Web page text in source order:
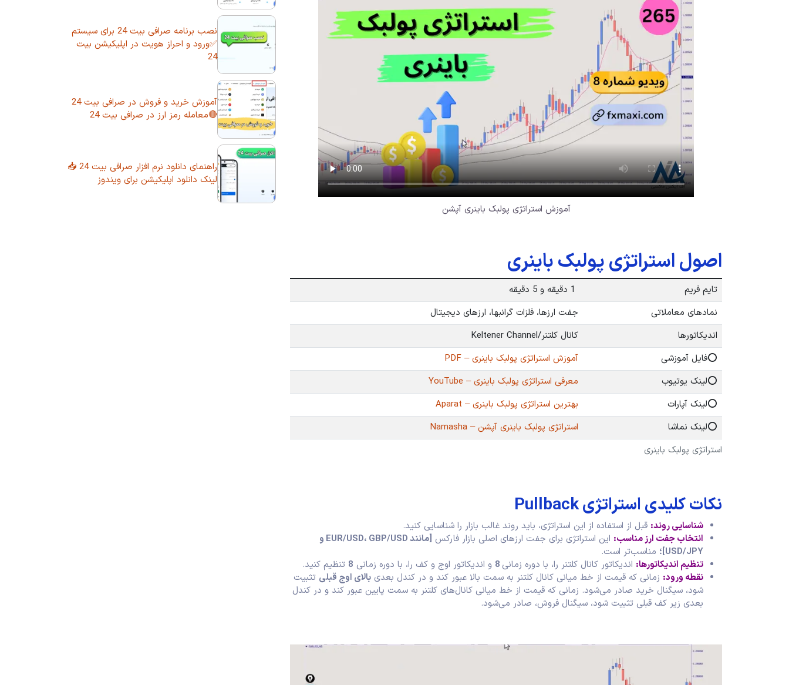
آموزش استراتژی پولبک باینری آپشن
اصول استراتژی پولبک باینری
استراتژی پولبک باینری
تایم فریم
نمادهای معاملاتی
جفت ارزها، فلزات گرانبها، ارزهای دیجیتال
اندیکاتورها
کانال کلتنر/Keltener Channel
⭕️فایل آموزشی
آموزش استراتژی پولبک باینری – PDF
⭕️لینک یوتیوب
معرفی استراتژی پولبک باینری – YouTube
⭕️لینک آپارات
بهترین استراتژی پولبک باینری – Aparat
⭕️لینک نماشا
استراتژی پولبک باینری آپشن – Namasha
نکات کلیدی استراتژی Pullback
شناسایی روند: قبل از استفاده از این استراتژی، باید روند غالب بازار را شناسایی کنید.
انتخاب جفت ارز مناسب: این استراتژی برای جفت ارزهای اصلی بازار فارکس
[مانند EUR/USD، GBP/USD و
USD/JPY]؛
مناسب‌تر است.
تنظیم اندیکاتورها: اندیکاتور کانال‌ کلتنر را، با دوره زمانی و اندیکاتور اوج و کف را، با دوره زمانی 8 تنظیم کنید.
نقطه ورود: زمانی که قیمت از خط میانی کانال‌ کلتنر به سمت بالا عبور کند و در کندل بعدی بالای اوج قبلی تثبیت
شود، سیگنال خرید صادر می‌شود. زمانی که قیمت از خط میانی کانال‌های کلتنر به سمت پایین عبور کند و در کندل
بعدی زیر کف قبلی تثبیت شود، سیگنال فروش، صادر می‌شود.
نصب برنامه صرافی بیت 24 برای سیستم
✅ورود و احراز هویت در اپلیکیشن بیت
24
آموزش خرید و فروش در صرافی بیت 24
🔴معامله رمز ارز در صرافی بیت 24
راهنمای دانلود نرم افزار صرافی بیت 24 📥
لینک دانلود اپلیکیشن برای ویندوز